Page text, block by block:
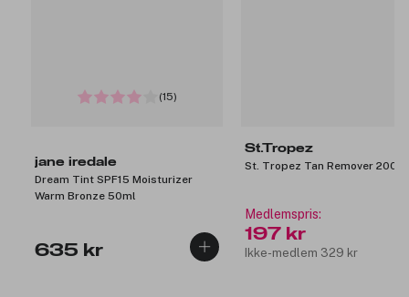
(15)
jane iredale
Dream Tint SPF15 Moisturizer
Warm Bronze 50ml
635 kr
St.Tropez
St. Tropez Tan Remover
Medlemspris:
197 kr
Ikke-medlem 329 kr